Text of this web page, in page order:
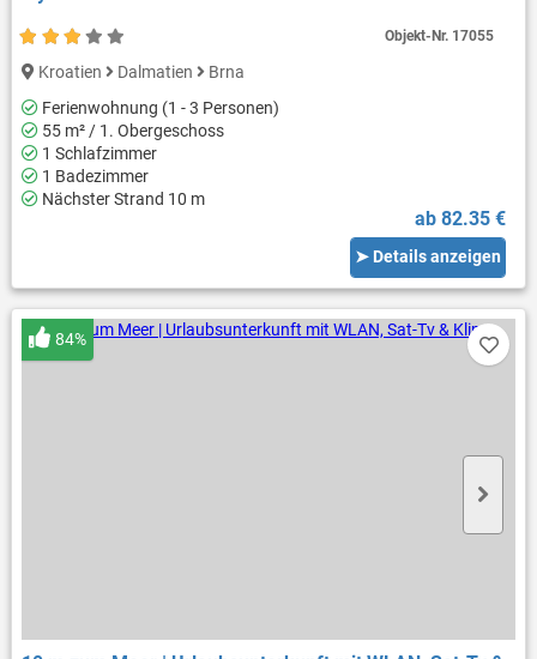
Kroatien Dalmatien
Brna
Ferienwohnung (1 - 3 Personen)
55 m² / 1. Obergeschoss
1 Schlafzimmer
1 Badezimmer
Nächster Strand 10 m
ab 82.35 €
➤ Details anzeigen
Objekt-Nr. 17055
84%